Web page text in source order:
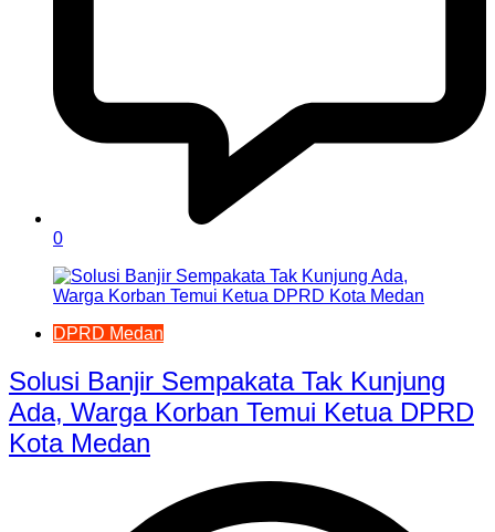
0
DPRD Medan
Solusi Banjir Sempakata Tak Kunjung
Ada, Warga Korban Temui Ketua DPRD
Kota Medan